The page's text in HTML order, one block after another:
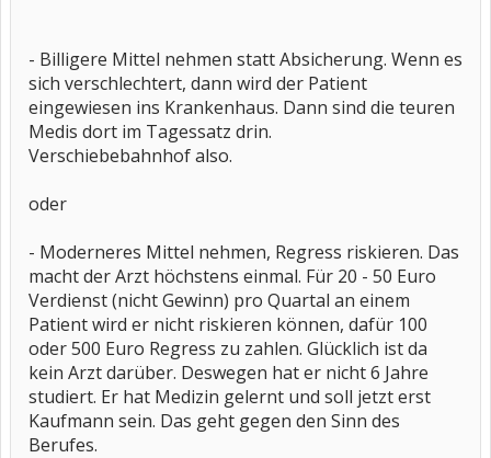
- Billigere Mittel nehmen statt Absicherung. Wenn es
sich verschlechtert, dann wird der Patient
eingewiesen ins Krankenhaus. Dann sind die teuren
Medis dort im Tagessatz drin.
Verschiebebahnhof also.
oder
- Moderneres Mittel nehmen, Regress riskieren. Das
macht der Arzt höchstens einmal. Für 20 - 50 Euro
Verdienst (nicht Gewinn) pro Quartal an einem
Patient wird er nicht riskieren können, dafür 100
oder 500 Euro Regress zu zahlen. Glücklich ist da
kein Arzt darüber. Deswegen hat er nicht 6 Jahre
studiert. Er hat Medizin gelernt und soll jetzt erst
Kaufmann sein. Das geht gegen den Sinn des
Berufes.